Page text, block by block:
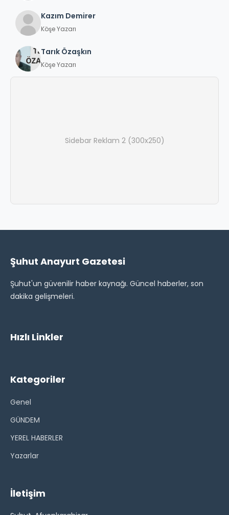
Kazım Demirer
Köşe Yazarı
Tarık Özaşkın
Köşe Yazarı
Sidebar Reklam 2 (300x250)
Şuhut Anayurt Gazetesi
Şuhut'un güvenilir haber kaynağı. Güncel haberler, son
dakika gelişmeleri.
Hızlı Linkler
Kategoriler
Genel
GÜNDEM
YEREL HABERLER
Yazarlar
İletişim